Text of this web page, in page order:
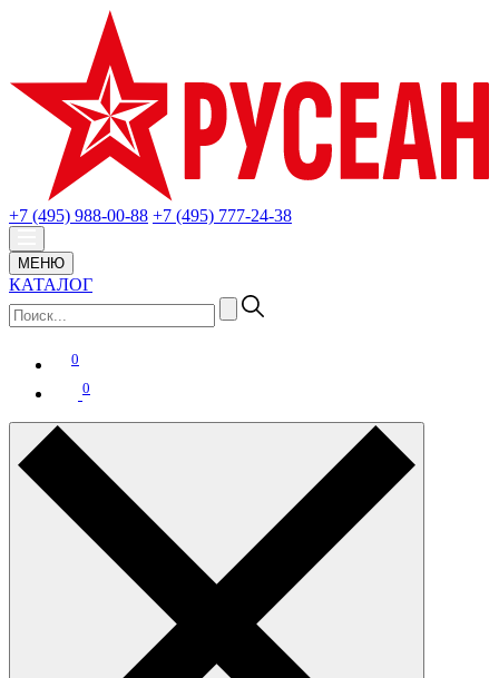
+7 (495) 988-00-88 +7 (495) 777-24-38
МЕНЮ
КАТАЛОГ
0
0